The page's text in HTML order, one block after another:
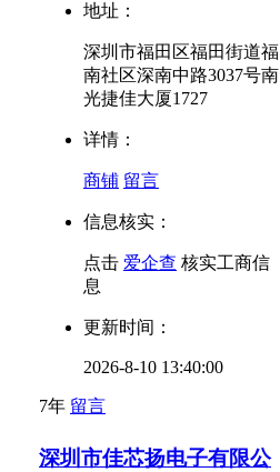
地址：
深圳市福田区福田街道福
南社区深南中路3037号南
光捷佳大厦1727
详情：
商铺 留言
信息核实：
点击 爱企查 核实工商信
息
更新时间：
2026-8-10 13:40:00
7年 留言
深圳市佳芯扬电子有限公